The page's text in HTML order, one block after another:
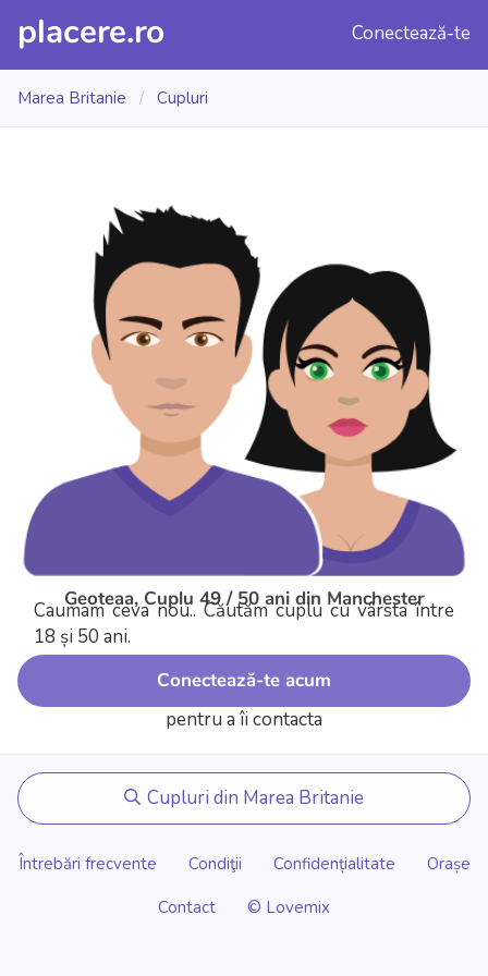
placere.ro Conectează-te
Marea Britanie / Cupluri
Geoteaa, Cuplu 49 / 50 ani din Manchester
Caumam ceva nou.. Căutăm cuplu cu vârsta între
18 și 50 ani.
Conectează-te acum
pentru a îi contacta
Cupluri din Marea Britanie
Întrebări frecvente Condiţii Confidențialitate
Orașe
Contact
© Lovemix